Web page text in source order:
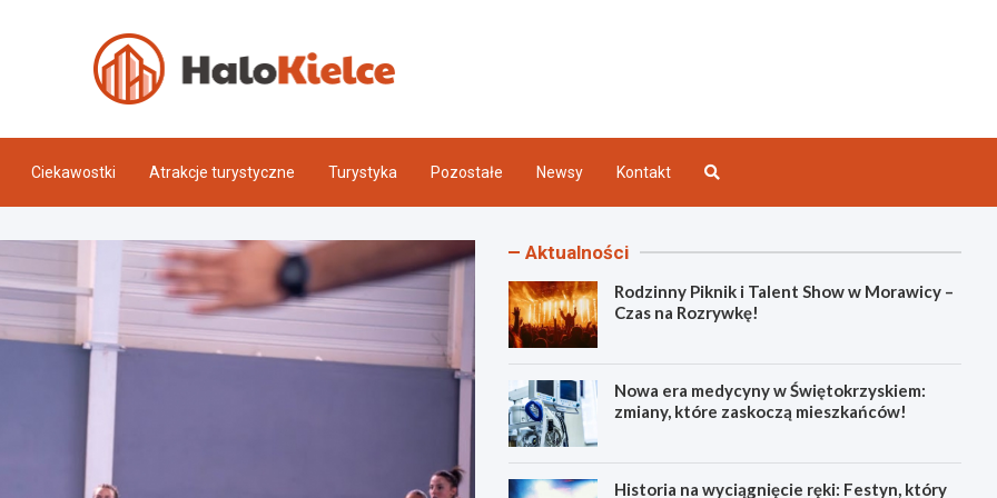
Ciekawostki Atrakcje turystyczne Turystyka Pozostałe Newsy Kontakt
Aktualności
Rodzinny Piknik i Talent Show w Morawicy –
Czas na Rozrywkę!
Nowa era medycyny w Świętokrzyskiem:
zmiany, które zaskoczą mieszkańców!
Historia na wyciągnięcie ręki: Festyn, który